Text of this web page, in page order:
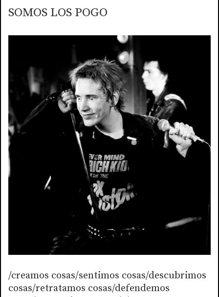
SOMOS LOS POGO
/creamos cosas/sentimos cosas/descubrimos
cosas/retratamos cosas/defendemos